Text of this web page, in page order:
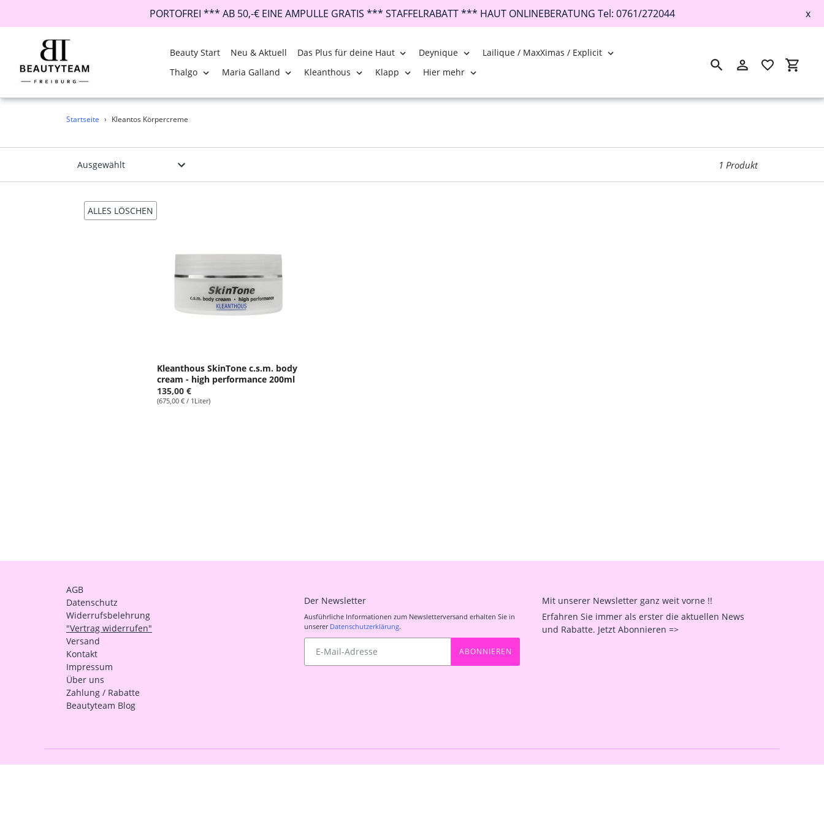
PORTOFREI *** AB 50,-€ EINE AMPULLE GRATIS *** STAFFELRABATT *** HAUT ONLINEBERATUNG Tel: 0761/272044 x
Beauty Start Neu & Aktuell Das Plus für deine Haut Deynique
Lailique / MaxXimas / Explicit
Thalgo
Maria Galland Kleanthous Klapp Hier mehr SuchenEinloggen
Startseite › Kleantos Körpercreme
1 Produkt
ALLES LÖSCHEN
Kleanthous SkinTone c.s.m. body
cream - high performance 200ml
135,00 €
(675,00 € / 1Liter)
AGB
Datenschutz
Widerrufsbelehrung
"Vertrag widerrufen"
Versand
Kontakt
Impressum
Über uns
Zahlung / Rabatte
Beautyteam Blog
Der Newsletter
Ausführliche Informationen zum Newsletterversand erhalten Sie in
unserer Datenschutzerklärung.
unsere
ABONNIEREN
Mit unserer Newsletter ganz weit vorne !!
Erfahren Sie immer als erster die aktuellen News
und Rabatte. Jetzt Abonnieren =>